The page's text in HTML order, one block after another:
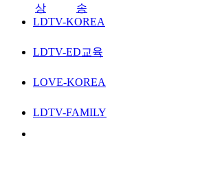
LDTV-KOREA
LDTV-ED교육
LOVE-KOREA
LDTV-FAMILY
상
송